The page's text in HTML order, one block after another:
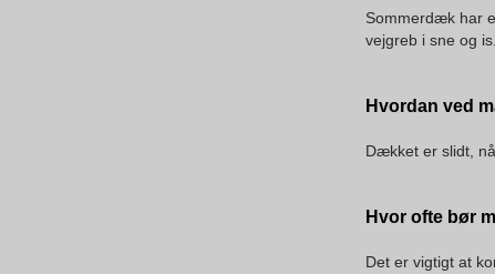
Sommerdæk har
vejgreb i sne og is.
Hvordan ved
Dækket er slidt,
Hvor ofte bør
Det er vigtigt at